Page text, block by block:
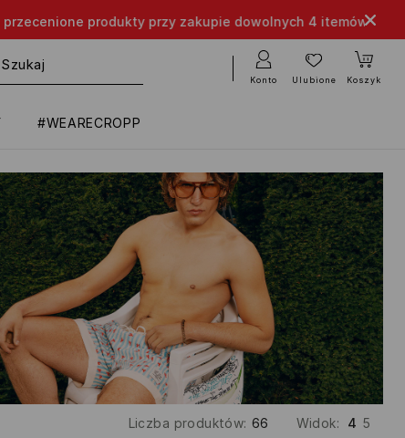
APLIKACJI
#WEARECROPP
Konto Ulubione Koszyk
Liczba produktów: 66 Widok: 4 5